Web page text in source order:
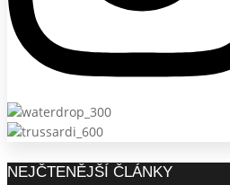
NEJČTENĚJŠÍ ČLÁNKY